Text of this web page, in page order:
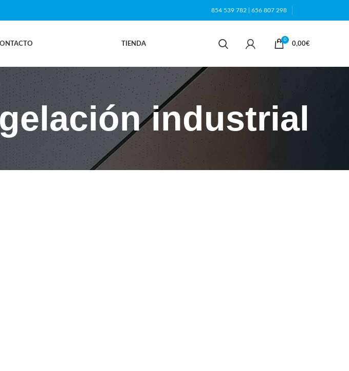
854 539 782 656 807 298
TIENDA
0
0,00€
industrial